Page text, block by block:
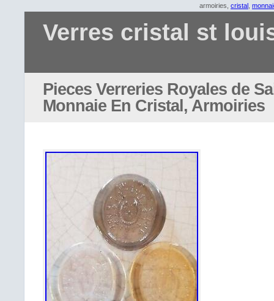
armoiries, cristal
Verres cristal st
Pieces Verreries Royales de
Monnaie En Cristal, Armoiries